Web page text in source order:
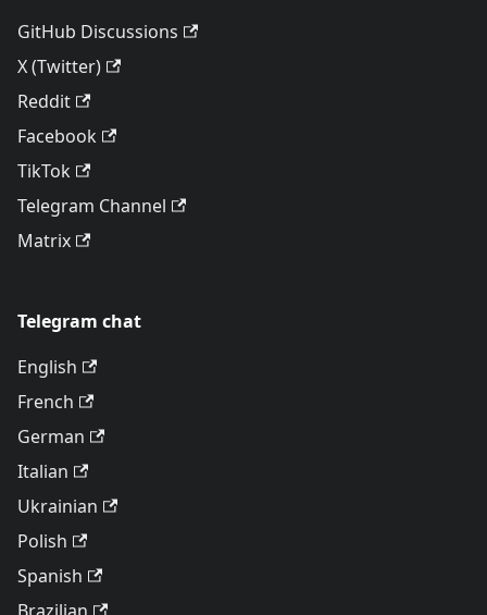
GitHub Discussions
X (Twitter)
Reddit
Facebook
TikTok
Telegram Channel
Matrix
Telegram chat
English
French
German
Italian
Ukrainian
Polish
Spanish